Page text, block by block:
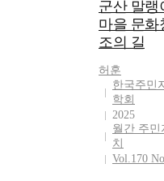
군산 말랭
마을 문화
조의 길
허훈
한국주민
학회
2025
월간 주민
치
Vol.170